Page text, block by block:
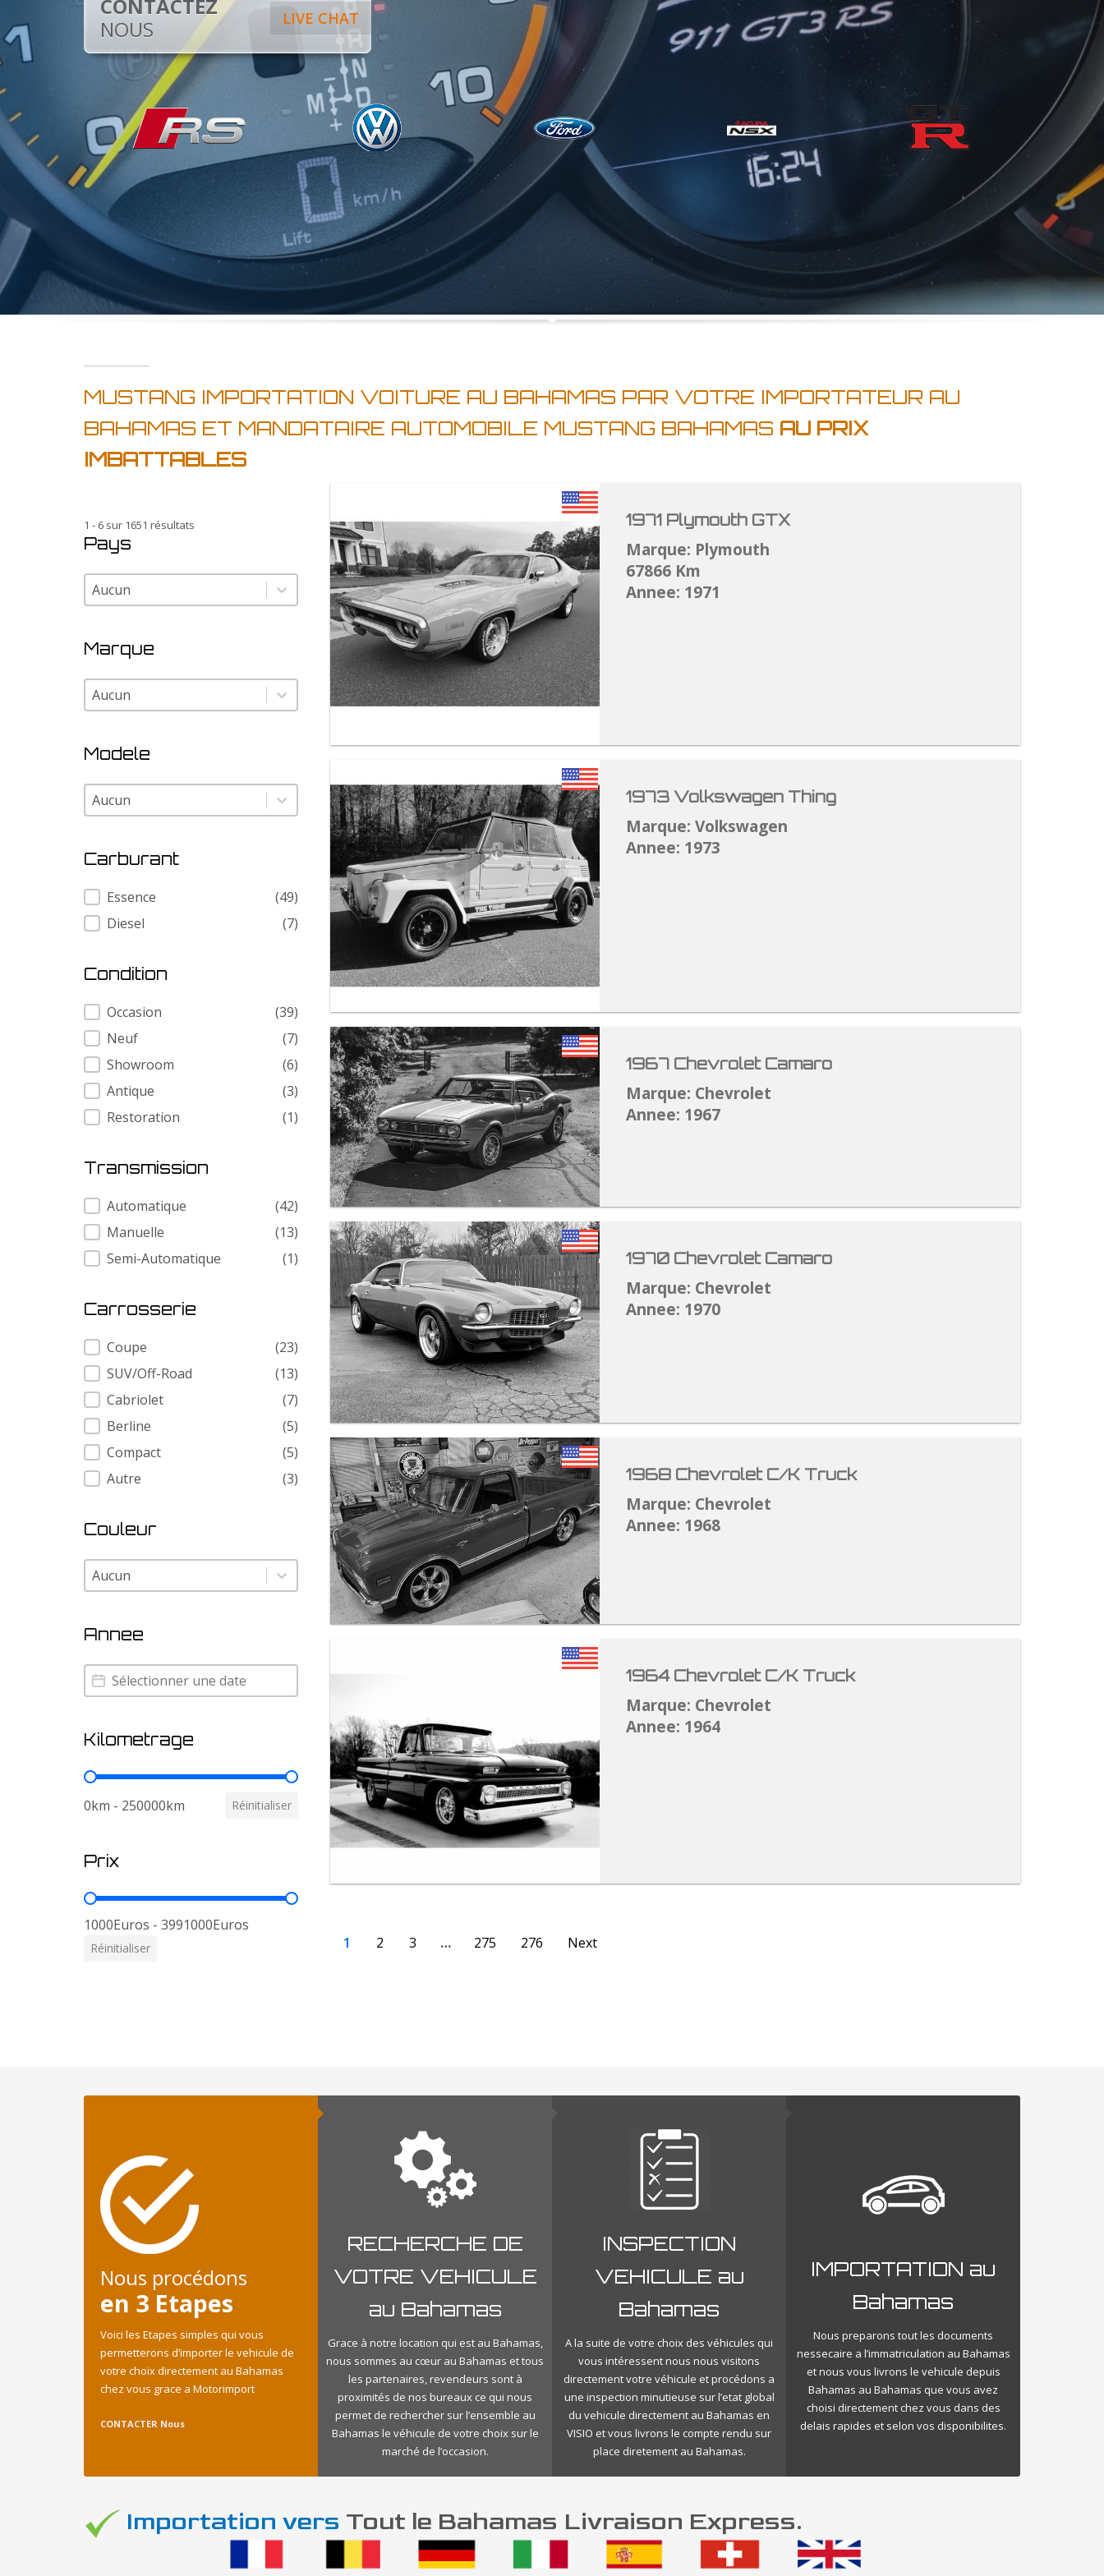
LIVE CHAT
CONTACTEZ
NOUS
MUSTANG IMPORTATION VOITURE AU BAHAMAS PAR VOTRE IMPORTATEUR AU
BAHAMAS ET MANDATAIRE AUTOMOBILE MUSTANG BAHAMAS AU PRIX
IMBATTABLES
1 - 6 sur 1651 résultats
Pays
Pays
Pays
Marque
Marque
Marque
Modele
Modele
Modele
Carburant
Carburant
Essence
(49)
Diesel
(7)
Condition
Condition
Occasion
(39)
Neuf
(7)
Showroom
(6)
Antique
(3)
Restoration
(1)
Transmission
Transmission
Automatique
(42)
Manuelle
(13)
Semi-Automatique
(1)
Carrosserie
Carrosserie
Coupe
(23)
SUV/Off-Road
(13)
Cabriolet
(7)
Berline
(5)
Compact
(5)
Autre
(3)
Couleur
Couleur
Couleur
Annee
Annee
Annee
Kilometrage
Kilometrage
0km - 250000km Réinitialiser
Prix
Prix
1000Euros - 3991000Euros
Réinitialiser
1971 Plymouth GTX
Marque: Plymouth
67866 Km
Annee: 1971
1973 Volkswagen Thing
Marque: Volkswagen
Annee: 1973
1967 Chevrolet Camaro
Marque: Chevrolet
Annee: 1967
1970 Chevrolet Camaro
Marque: Chevrolet
Annee: 1970
1968 Chevrolet C/K Truck
Marque: Chevrolet
Annee: 1968
1964 Chevrolet C/K Truck
Marque: Chevrolet
Annee: 1964
1 2 3 … 275 276 Next
Nous procédons
en 3 Etapes
Voici les Etapes simples qui vous
permetterons d’importer le vehicule de
votre choix directement au Bahamas
chez vous grace a Motorimport
CONTACTER Nous
RECHERCHE DE
VOTRE VEHICULE
au Bahamas
Grace à notre location qui est au Bahamas,
nous sommes au cœur au Bahamas et tous
les partenaires, revendeurs sont à
proximités de nos bureaux ce qui nous
permet de rechercher sur l’ensemble au
Bahamas le véhicule de votre choix sur le
marché de l’occasion.
INSPECTION
VEHICULE au
Bahamas
A la suite de votre choix des véhicules qui
vous intéressent nous nous visitons
directement votre véhicule et procédons a
une inspection minutieuse sur l’etat global
du vehicule directement au Bahamas en
VISIO et vous livrons le compte rendu sur
place diretement au Bahamas.
IMPORTATION au
Bahamas
Nous preparons tout les documents
nessecaire a l’immatriculation au Bahamas
et nous vous livrons le vehicule depuis
Bahamas au Bahamas que vous avez
choisi directement chez vous dans des
delais rapides et selon vos disponibilites.
Importation vers Tout le Bahamas Livraison Express.